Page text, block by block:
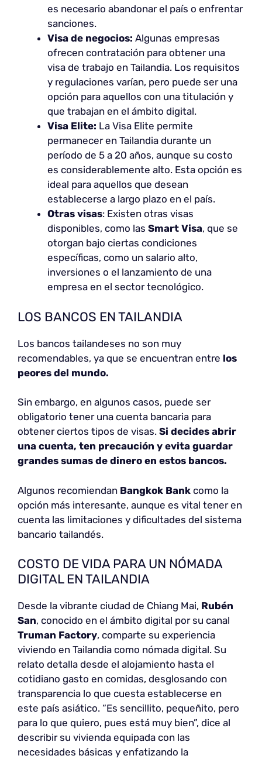
es necesario abandonar el país o enfrentar
sanciones.
Visa de negocios: Algunas empresas
ofrecen contratación para obtener una
visa de trabajo en Tailandia. Los requisitos
y regulaciones varían, pero puede ser una
opción para aquellos con una titulación y
que trabajan en el ámbito digital.
Visa Elite: La Visa Elite permite
permanecer en Tailandia durante un
período de 5 a 20 años, aunque su costo
es considerablemente alto. Esta opción es
ideal para aquellos que desean
establecerse a largo plazo en el país.
Otras visas: Existen otras visas
disponibles, como las Smart Visa, que se
otorgan bajo ciertas condiciones
específicas, como un salario alto,
inversiones o el lanzamiento de una
empresa en el sector tecnológico.
LOS BANCOS EN TAILANDIA
Los bancos tailandeses no son muy
recomendables, ya que se encuentran entre los
peores del mundo.
Sin embargo, en algunos casos, puede ser
obligatorio tener una cuenta bancaria para
obtener ciertos tipos de visas. Si decides abrir
una cuenta, ten precaución y evita guardar
grandes sumas de dinero en estos bancos.
Algunos recomiendan Bangkok Bank como la
opción más interesante, aunque es vital tener en
cuenta las limitaciones y dificultades del sistema
bancario tailandés.
COSTO DE VIDA PARA UN NÓMADA
DIGITAL EN TAILANDIA
Desde la vibrante ciudad de Chiang Mai, Rubén
San, conocido en el ámbito digital por su canal
Truman Factory, comparte su experiencia
viviendo en Tailandia como nómada digital. Su
relato detalla desde el alojamiento hasta el
cotidiano gasto en comidas, desglosando con
transparencia lo que cuesta establecerse en
este país asiático. “Es sencillito, pequeñito, pero
para lo que quiero, pues está muy bien”, dice al
describir su vivienda equipada con las
necesidades básicas y enfatizando la